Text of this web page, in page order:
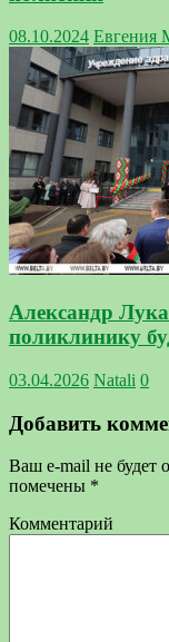
08.10.2024 Евгения
Александр
поликлинику
03.04.2026 Natali 0
Добавить
Ваш e-mail не будет
помечены *
Комментарий